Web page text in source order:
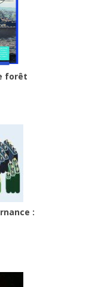
forêt
: